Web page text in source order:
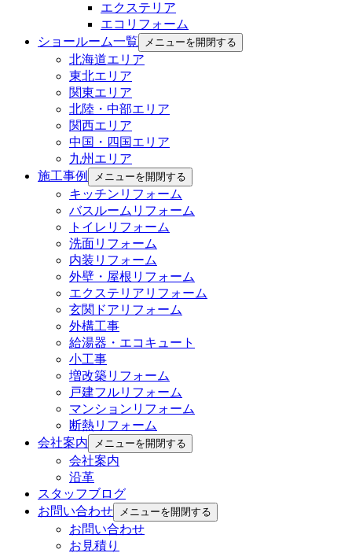
エクステリア
エコリフォーム
ショールーム一覧
メニューを開閉する
北海道エリア
東北エリア
関東エリア
北陸・中部エリア
関西エリア
中国・四国エリア
九州エリア
施工事例
メニューを開閉する
キッチンリフォーム
バスルームリフォーム
トイレリフォーム
洗面リフォーム
内装リフォーム
外壁・屋根リフォーム
エクステリアリフォーム
玄関ドアリフォーム
外構工事
給湯器・エコキュート
小工事
増改築リフォーム
戸建フルリフォーム
マンションリフォーム
断熱リフォーム
会社案内
メニューを開閉する
会社案内
沿革
スタッフブログ
お問い合わせ
メニューを開閉する
お問い合わせ
お見積り